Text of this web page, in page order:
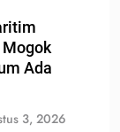
Mogok
Ada
3, 2026